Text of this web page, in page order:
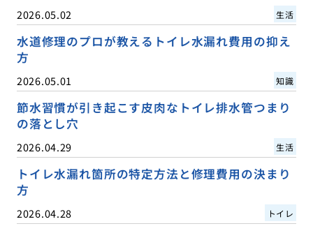
2026.05.02 生活
水道修理のプロが教えるトイレ水漏れ費用の抑え
方
2026.05.01 知識
節水習慣が引き起こす皮肉なトイレ排水管つまり
の落とし穴
2026.04.29 生活
トイレ水漏れ箇所の特定方法と修理費用の決まり
方
2026.04.28 トイレ